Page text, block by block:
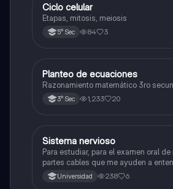
Biología
Ciclo celular
Etapas, mitosis, meiosis
5° Sec 84 3
Matemáticas
Planteo de ecuaciones
Razonamiento matemático 3ro
3° Sec 1,233 20
Biología
Sistema nervioso
Para estudiar, para el examen oral de
partes cables que me ayuden a
porque se me complica un poco ya
muy extenso y quisiera poder lograr
Universidad 238 6